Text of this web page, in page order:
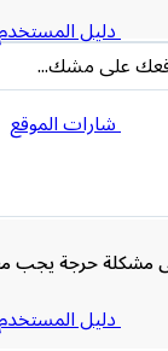
دليل
شارات الموقع
دليل
على مشك...
مشكلة حرجة يجب